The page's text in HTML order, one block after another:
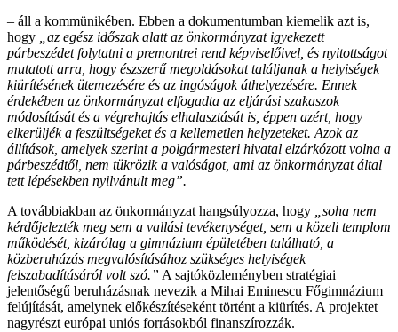
– áll a kommünikében. Ebben a dokumentumban kiemelik azt is,
hogy „az egész időszak alatt az önkormányzat igyekezett
párbeszédet folytatni a premontrei rend képviselőivel, és nyitottságot
mutatott arra, hogy észszerű megoldásokat találjanak a helyiségek
kiürítésének ütemezésére és az ingóságok áthelyezésére. Ennek
érdekében az önkormányzat elfogadta az eljárási szakaszok
módosítását és a végrehajtás elhalasztását is, éppen azért, hogy
elkerüljék a feszültségeket és a kellemetlen helyzeteket. Azok az
állítások, amelyek szerint a polgármesteri hivatal elzárkózott volna a
párbeszédtől, nem tükrözik a valóságot, ami az önkormányzat által
tett lépésekben nyilvánult meg”.
A továbbiakban az önkormányzat hangsúlyozza, hogy
„soha nem
kérdőjelezték meg sem a vallási tevékenységet, sem a közeli templom
működését, kizárólag a gimnázium épületében található, a
közberuházás megvalósításához szükséges helyiségek
felszabadításáról volt szó.” A sajtóközleményben stratégiai
jelentőségű beruházásnak nevezik a Mihai Eminescu Főgimnázium
felújítását, amelynek előkészítéseként történt a kiürítés. A projektet
nagyrészt európai uniós forrásokból finanszírozzák.